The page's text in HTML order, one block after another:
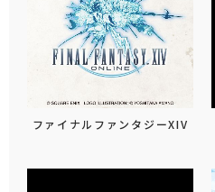
ファイナルファンタジーXIV